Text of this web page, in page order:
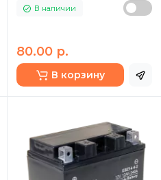
В наличии
80.00 р.
В корзину